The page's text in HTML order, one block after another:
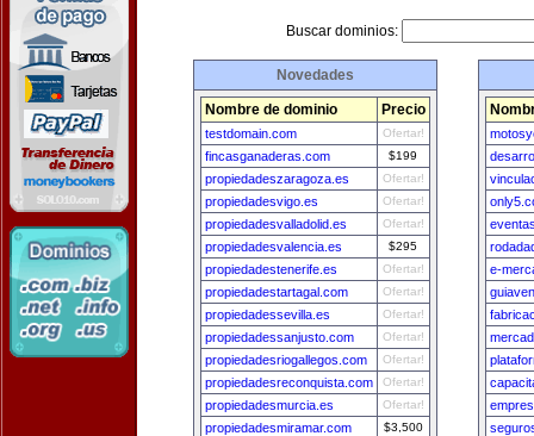
Buscar dominios:
Novedades
Nombre de dominio Precio
testdomain.com Ofertar!
fincasganaderas.com $199
propiedadeszaragoza.es Ofertar!
propiedadesvigo.es Ofertar!
propiedadesvalladolid.es Ofertar!
propiedadesvalencia.es $295
propiedadestenerife.es Ofertar!
propiedadestartagal.com Ofertar!
propiedadessevilla.es Ofertar!
propiedadessanjusto.com Ofertar!
propiedadesriogallegos.com Ofertar!
propiedadesreconquista.com Ofertar!
propiedadesmurcia.es Ofertar!
propiedadesmiramar.com $3,500
e-